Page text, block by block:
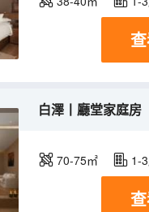
白澤丨廳堂家庭房
70-75㎡ 1-